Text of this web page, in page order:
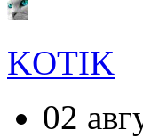
KOTIK
02